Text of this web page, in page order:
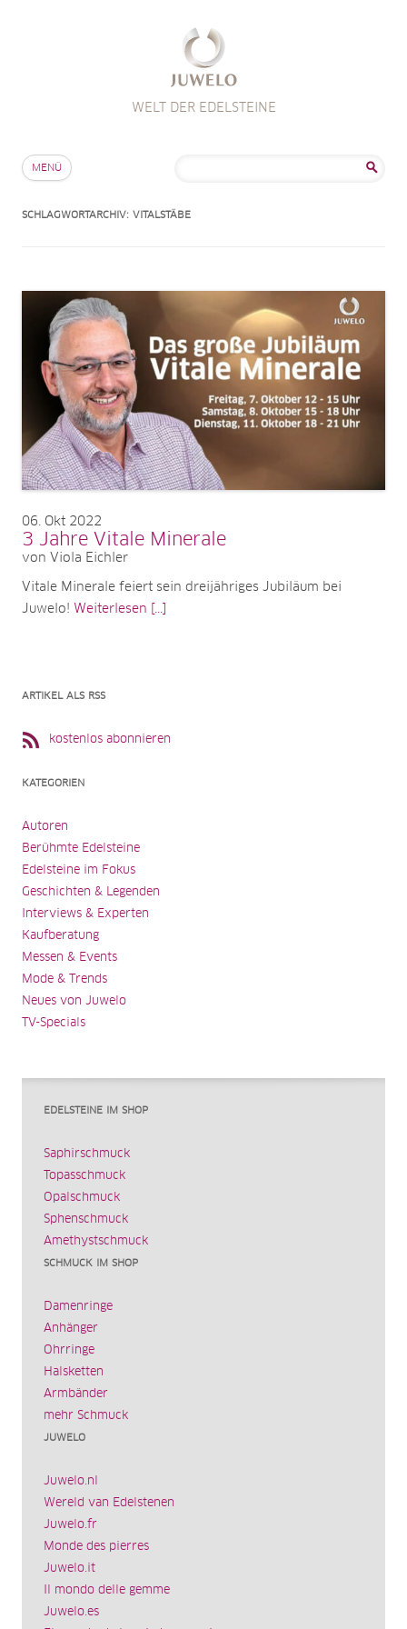
WELT DER EDELSTEINE
MENÜ
SCHLAGWORTARCHIV: VITALSTÄBE
06 Okt 2022
3 Jahre Vitale Minerale
von Viola Eichler
Vitale Minerale feiert sein dreijähriges Jubiläum bei
Juwelo! Weiterlesen [...]
ARTIKEL ALS RSS
kostenlos abonnieren
KATEGORIEN
Autoren
Berühmte Edelsteine
Edelsteine im Fokus
Geschichten & Legenden
Interviews & Experten
Kaufberatung
Messen & Events
Mode & Trends
Neues von Juwelo
TV-Specials
EDELSTEINE IM SHOP
Saphirschmuck
Topasschmuck
Opalschmuck
Sphenschmuck
Amethystschmuck
SCHMUCK IM SHOP
Damenringe
Anhänger
Ohrringe
Halsketten
Armbänder
mehr Schmuck
JUWELO
Juwelo.nl
Wereld van Edelstenen
Juwelo.fr
Monde des pierres
Juwelo.it
Il mondo delle gemme
Juwelo.es